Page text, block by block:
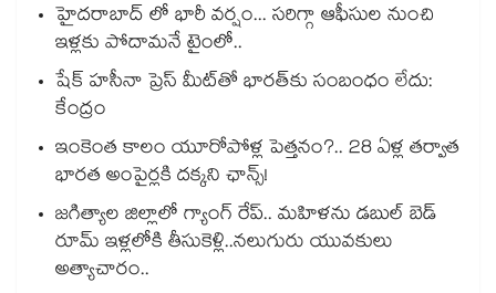
హైదరాబాద్ లో భారీ వర్షం... సరిగ్గా ఆఫీసుల నుంచి
ఇళ్లకు పోదామనే టైంలో..
షేక్ హసీనా ప్రెస్ మీట్‎తో భారత్‎కు సంబంధం లేదు:
కేంద్రం
ఇంకెంత కాలం యూరోపోళ్ల పెత్తనం?.. 28 ఏళ్ల తర్వాత
భారత అంపైర్లకి దక్కని ఛాన్స్!
జగిత్యాల జిల్లాలో గ్యాంగ్ రేప్.. మహిళను డబుల్ బెడ్
రూమ్ ఇళ్లలోకి తీసుకెళ్లి..నలుగురు యువకులు
అత్యాచారం..